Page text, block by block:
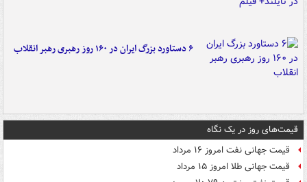
۶ دستاورد بزرگ ایران در ۱۶۰ روز رهبری رهبر انقلاب
قیمت‌های روز در یک نگاه
قیمت جهانی نفت امروز ۱۶ مرداد
قیمت جهانی طلا امروز ۱۵ مرداد